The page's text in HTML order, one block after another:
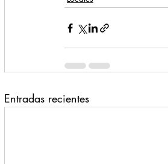
Entradas recientes